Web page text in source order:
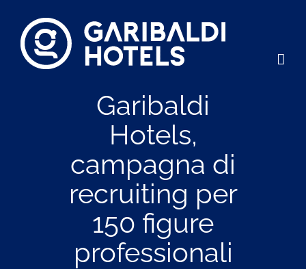
contenuto
Garibaldi
Hotels,
campagna di
recruiting per
150 figure
professionali